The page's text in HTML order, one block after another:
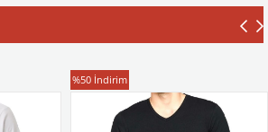
T-Shirt
%50 İndirim